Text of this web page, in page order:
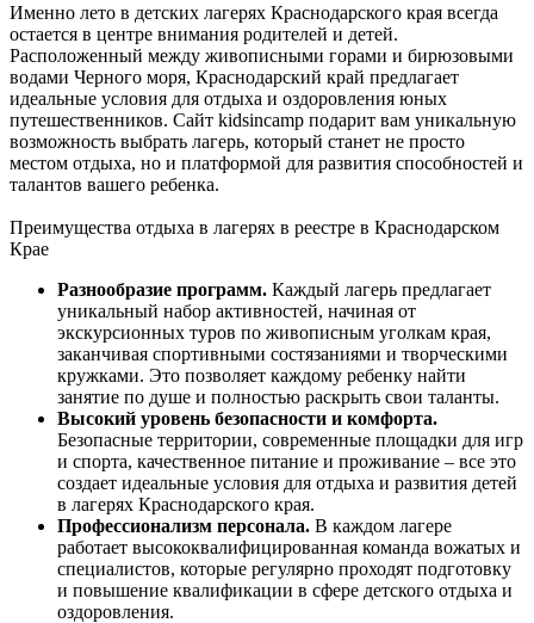
Именно лето в детских лагерях Краснодарского края всегда
остается в центре внимания родителей и детей.
Расположенный между живописными горами и бирюзовыми
водами Черного моря, Краснодарский край предлагает
идеальные условия для отдыха и оздоровления юных
путешественников. Сайт kidsincamp подарит вам уникальную
возможность выбрать лагерь, который станет не просто
местом отдыха, но и платформой для развития способностей и
талантов вашего ребенка.
Преимущества отдыха в лагерях в реестре в Краснодарском
Крае
Разнообразие программ. Каждый лагерь предлагает
уникальный набор активностей, начиная от
экскурсионных туров по живописным уголкам края,
заканчивая спортивными состязаниями и творческими
кружками. Это позволяет каждому ребенку найти
занятие по душе и полностью раскрыть свои таланты.
Высокий уровень безопасности и комфорта.
Безопасные территории, современные площадки для игр
и спорта, качественное питание и проживание – все это
создает идеальные условия для отдыха и развития детей
в лагерях Краснодарского края.
Профессионализм персонала. В каждом лагере
работает высококвалифицированная команда вожатых и
специалистов, которые регулярно проходят подготовку
и повышение квалификации в сфере детского отдыха и
оздоровления.